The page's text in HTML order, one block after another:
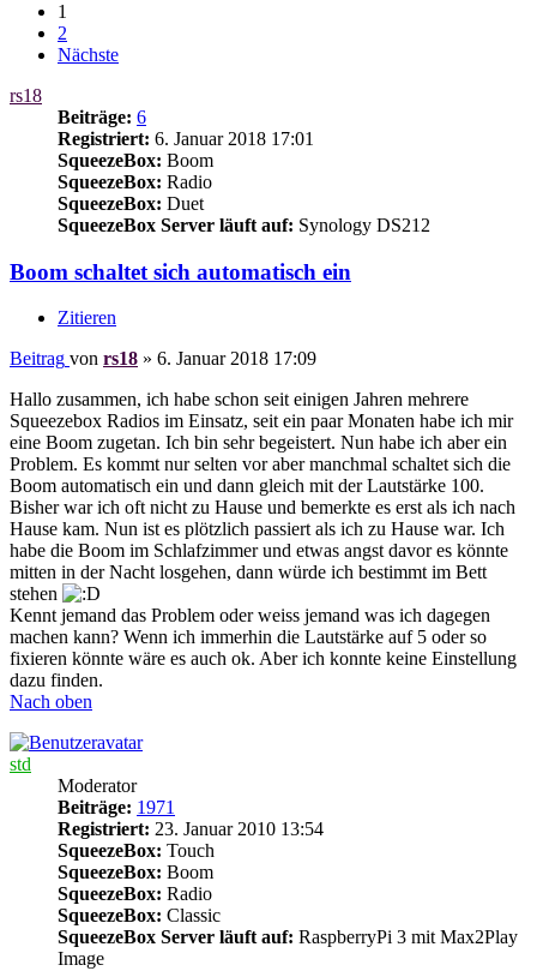
1
2
Nächste
rs18
Beiträge: 6
Registriert: 6. Januar 2018 17:01
SqueezeBox: Boom
SqueezeBox: Radio
SqueezeBox: Duet
SqueezeBox Server läuft auf: Synology DS212
Boom schaltet sich automatisch ein
Zitieren
Beitrag von rs18 » 6. Januar 2018 17:09
Hallo zusammen, ich habe schon seit einigen Jahren mehrere
Squeezebox Radios im Einsatz, seit ein paar Monaten habe ich mir
eine Boom zugetan. Ich bin sehr begeistert. Nun habe ich aber ein
Problem. Es kommt nur selten vor aber manchmal schaltet sich die
Boom automatisch ein und dann gleich mit der Lautstärke 100.
Bisher war ich oft nicht zu Hause und bemerkte es erst als ich nach
Hause kam. Nun ist es plötzlich passiert als ich zu Hause war. Ich
habe die Boom im Schlafzimmer und etwas angst davor es könnte
mitten in der Nacht losgehen, dann würde ich bestimmt im Bett
stehen
Kennt jemand das Problem oder weiss jemand was ich dagegen
machen kann? Wenn ich immerhin die Lautstärke auf 5 oder so
fixieren könnte wäre es auch ok. Aber ich konnte keine Einstellung
dazu finden.
Nach oben
std
Moderator
Beiträge: 1971
Registriert: 23. Januar 2010 13:54
SqueezeBox: Touch
SqueezeBox: Boom
SqueezeBox: Radio
SqueezeBox: Classic
SqueezeBox Server läuft auf: RaspberryPi 3 mit Max2Play
Image